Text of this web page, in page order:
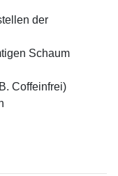
der
Schaum
Coffeinfrei)